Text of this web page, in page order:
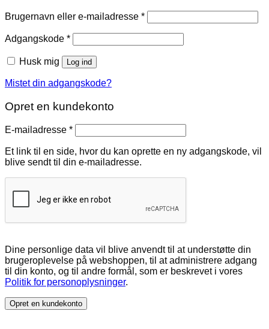
Brugernavn eller e-mailadresse *Påkrævet
Adgangskode *Påkrævet
Husk mig Log ind
Mistet din adgangskode?
Opret en kundekonto
E-mailadresse *Påkrævet
Et link til en side, hvor du kan oprette en ny adgangskode, vil
blive sendt til din e-mailadresse.
Dine personlige data vil blive anvendt til at understøtte din
brugeroplevelse på webshoppen, til at administrere adgang
til din konto, og til andre formål, som er beskrevet i vores
Politik for personoplysninger.
Opret en kundekonto